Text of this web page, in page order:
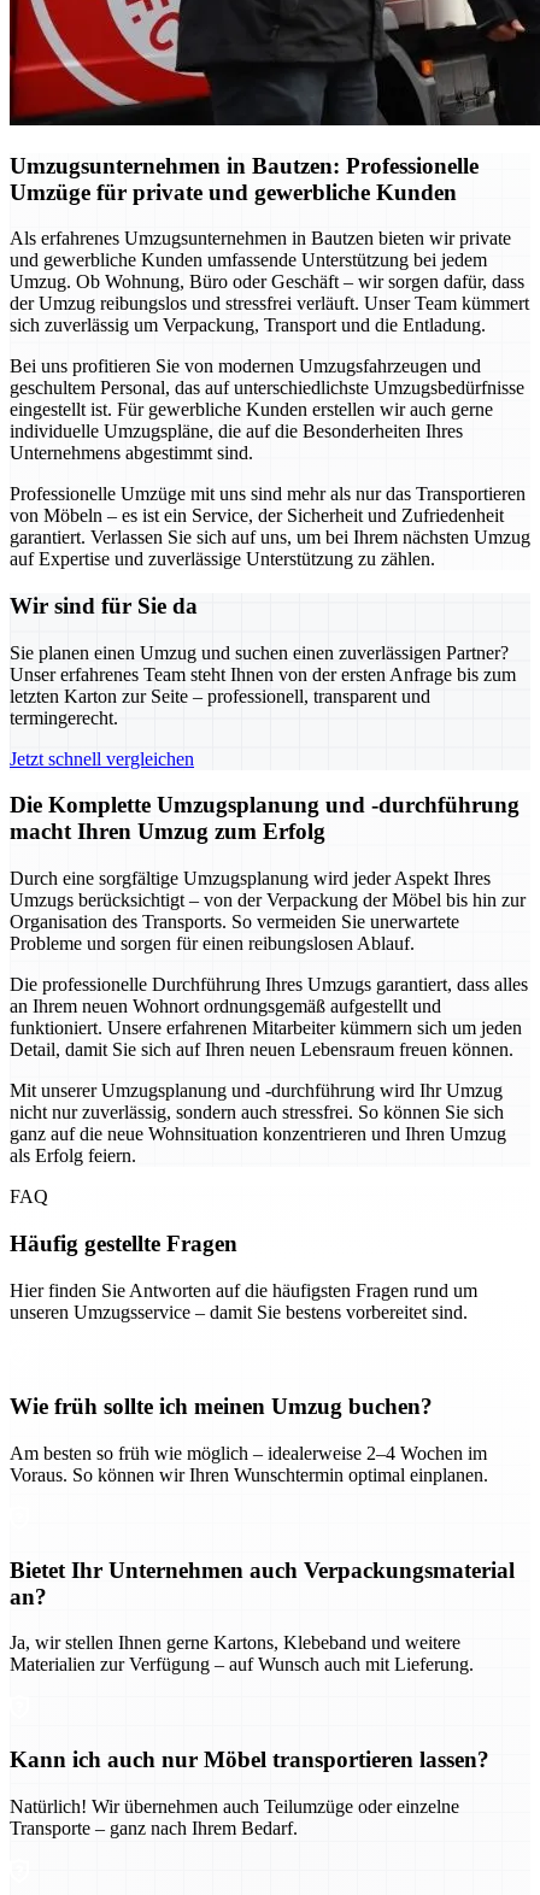
Umzugsunternehmen in Bautzen: Professionelle
Umzüge für private und gewerbliche Kunden
Als erfahrenes Umzugsunternehmen in Bautzen bieten wir private
und gewerbliche Kunden umfassende Unterstützung bei jedem
Umzug. Ob Wohnung, Büro oder Geschäft – wir sorgen dafür, dass
der Umzug reibungslos und stressfrei verläuft. Unser Team kümmert
sich zuverlässig um Verpackung, Transport und die Entladung.
Bei uns profitieren Sie von modernen Umzugsfahrzeugen und
geschultem Personal, das auf unterschiedlichste Umzugsbedürfnisse
eingestellt ist. Für gewerbliche Kunden erstellen wir auch gerne
individuelle Umzugspläne, die auf die Besonderheiten Ihres
Unternehmens abgestimmt sind.
Professionelle Umzüge mit uns sind mehr als nur das Transportieren
von Möbeln – es ist ein Service, der Sicherheit und Zufriedenheit
garantiert. Verlassen Sie sich auf uns, um bei Ihrem nächsten Umzug
auf Expertise und zuverlässige Unterstützung zu zählen.
Wir sind für Sie da
Sie planen einen Umzug und suchen einen zuverlässigen Partner?
Unser erfahrenes Team steht Ihnen von der ersten Anfrage bis zum
letzten Karton zur Seite – professionell, transparent und
termingerecht.
Jetzt schnell vergleichen
Die Komplette Umzugsplanung und -durchführung
macht Ihren Umzug zum Erfolg
Durch eine sorgfältige Umzugsplanung wird jeder Aspekt Ihres
Umzugs berücksichtigt – von der Verpackung der Möbel bis hin zur
Organisation des Transports. So vermeiden Sie unerwartete
Probleme und sorgen für einen reibungslosen Ablauf.
Die professionelle Durchführung Ihres Umzugs garantiert, dass alles
an Ihrem neuen Wohnort ordnungsgemäß aufgestellt und
funktioniert. Unsere erfahrenen Mitarbeiter kümmern sich um jeden
Detail, damit Sie sich auf Ihren neuen Lebensraum freuen können.
Mit unserer Umzugsplanung und -durchführung wird Ihr Umzug
nicht nur zuverlässig, sondern auch stressfrei. So können Sie sich
ganz auf die neue Wohnsituation konzentrieren und Ihren Umzug
als Erfolg feiern.
FAQ
Häufig gestellte Fragen
Hier finden Sie Antworten auf die häufigsten Fragen rund um
unseren Umzugsservice – damit Sie bestens vorbereitet sind.
Wie früh sollte ich meinen Umzug buchen?
Am besten so früh wie möglich – idealerweise 2–4 Wochen im
Voraus. So können wir Ihren Wunschtermin optimal einplanen.
Bietet Ihr Unternehmen auch Verpackungsmaterial
an?
Ja, wir stellen Ihnen gerne Kartons, Klebeband und weitere
Materialien zur Verfügung – auf Wunsch auch mit Lieferung.
Kann ich auch nur Möbel transportieren lassen?
Natürlich! Wir übernehmen auch Teilumzüge oder einzelne
Transporte – ganz nach Ihrem Bedarf.